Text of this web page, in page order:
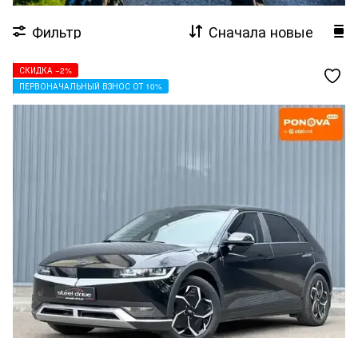
Фильтр Сначала новые
СКИДКА −2%
ПЕРВОНАЧАЛЬНЫЙ ВЗНОС ОТ 10%